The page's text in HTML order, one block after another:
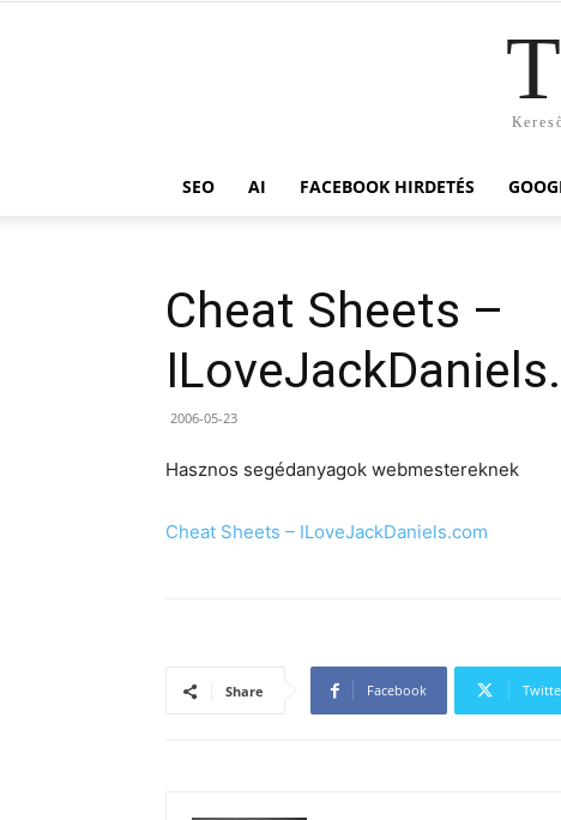
SEO AI FACEBOOK HIRDETÉS
Cheat Sheets –
2006-05-23
Hasznos segédanyagok webmestereknek
Cheat Sheets – ILoveJackDaniels.com
Share Facebook